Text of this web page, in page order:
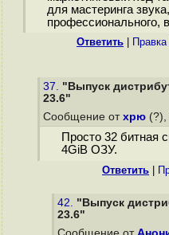
для мастеринга
профессионального,
Ответить Правка|
37. "Выпуск
23.6"
Сообщение от хрю
Просто 32 битная
4GiB ОЗУ.
Ответить
42. "Выпуск
23.6"